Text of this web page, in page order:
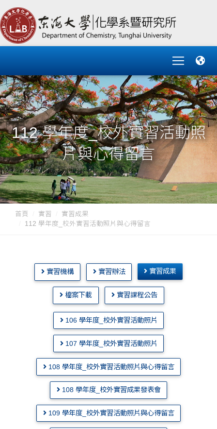
112 學年度_校外實習活動照
片與心得留言
首頁 實習
實習成果
112 學年度_校外實習活動照片與心得留言
實習機構 實習辦法 實習成果
檔案下載 實習課程公告
106 學年度_校外實習活動照片
107 學年度_校外實習活動照片
108 學年度_校外實習活動照片與心得留言
108 學年度_校外實習成果發表會
109 學年度_校外實習活動照片與心得留言